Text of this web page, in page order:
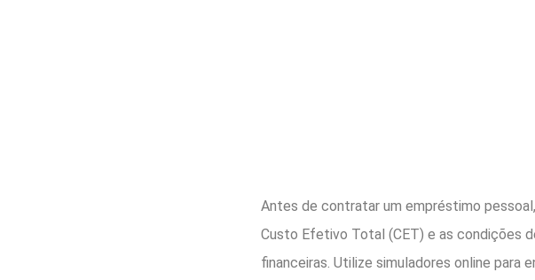
Antes de contratar um empréstimo
Custo Efetivo Total (CET) e as condições
financeiras. Utilize simuladores online para